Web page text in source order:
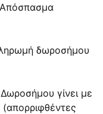
δωροσήμου
γίνει με
(απορριφθέντες